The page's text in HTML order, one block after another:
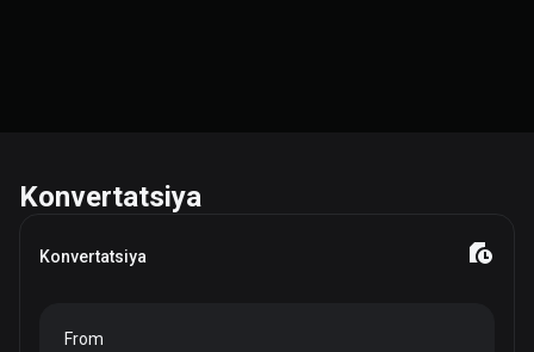
Konvertatsiya
Konvertatsiya
From